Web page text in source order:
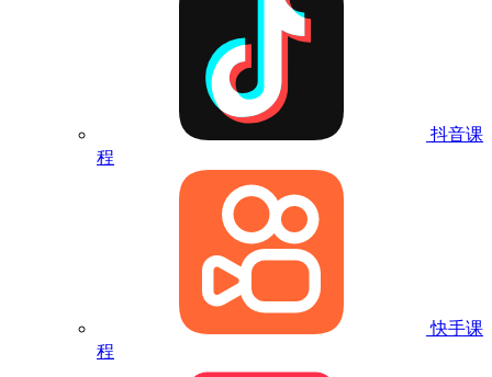
抖音课
程
快手课
程